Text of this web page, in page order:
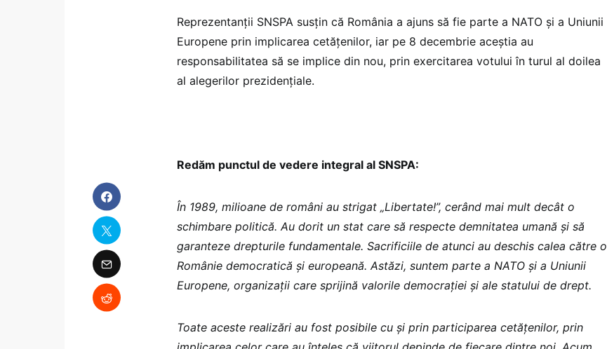
Reprezentanții SNSPA susțin că România a ajuns să fie parte a NATO și a Uniunii
Europene prin implicarea cetățenilor, iar pe 8 decembrie aceștia au
responsabilitatea să se implice din nou, prin exercitarea votului în turul al doilea
al alegerilor prezidențiale.
Redăm punctul de vedere integral al SNSPA:
În 1989, milioane de români au strigat „Libertate!”, cerând mai mult decât o
schimbare politică. Au dorit un stat care să respecte demnitatea umană și să
garanteze drepturile fundamentale. Sacrificiile de atunci au deschis calea către o
Românie democratică și europeană. Astăzi, suntem parte a NATO și a Uniunii
Europene, organizații care sprijină valorile democrației și ale statului de drept.
Toate aceste realizări au fost posibile cu și prin participarea cetățenilor, prin